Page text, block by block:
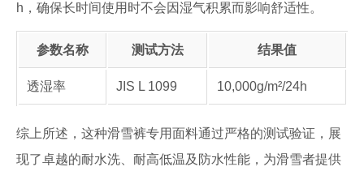
h，确保长时间使用时不会因湿气积累而影响舒适性。
参数名称 测试方法 结果值
透湿率 JIS L 1099 10,000g/m²/24h
综上所述，这种滑雪裤专用面料通过严格的测试验证，展
现了卓越的耐水洗、耐高低温及防水性能，为滑雪者提供